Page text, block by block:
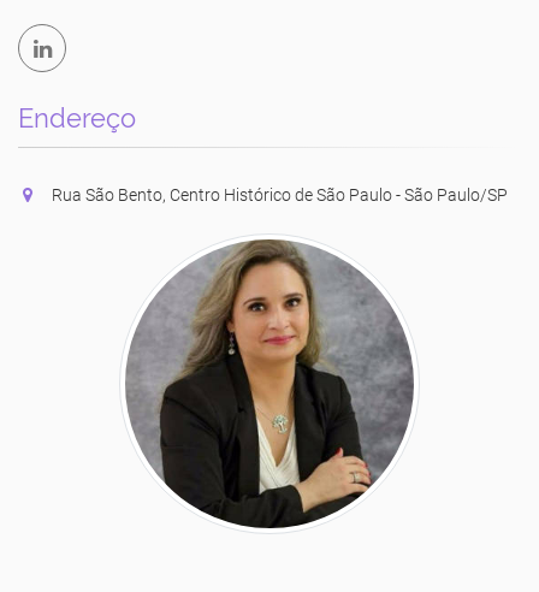
Endereço
Rua São Bento, Centro Histórico de São Paulo - São Paulo/SP